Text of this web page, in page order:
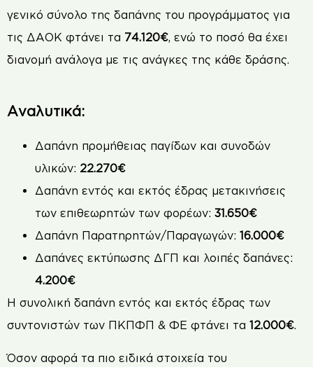
γενικό σύνολο της δαπάνης του προγράμματος για
τις ΔΑΟΚ φτάνει τα 74.120€, ενώ το ποσό θα έχει
διανομή ανάλογα με τις ανάγκες της κάθε δράσης.
Αναλυτικά:
Δαπάνη προμήθειας παγίδων και συνοδών
υλικών: 22.270€
Δαπάνη εντός και εκτός έδρας μετακινήσεις
των επιθεωρητών των φορέων: 31.650€
Δαπάνη Παρατηρητών/Παραγωγών: 16.000€
Δαπάνες εκτύπωσης ΔΓΠ και λοιπές δαπάνες:
4.200€
Η συνολική δαπάνη εντός και εκτός έδρας των
συντονιστών των ΠΚΠΦΠ & ΦΕ φτάνει τα 12.000€.
Όσον αφορά τα πιο ειδικά στοιχεία του